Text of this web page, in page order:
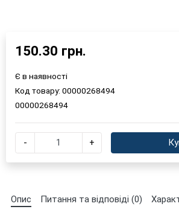
Оберіть мову
Опис Питання та відповіді (0)
150.30 грн.
Є в наявності
Код товару: 00000268494
00000268494
- +